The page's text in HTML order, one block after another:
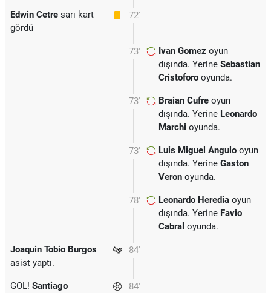
72'
Edwin Cetre sarı kart
gördü
73' Ivan Gomez oyun
dışında. Yerine Sebastian
Cristoforo oyunda.
73' Braian Cufre oyun
dışında. Yerine Leonardo
Marchi oyunda.
73' Luis Miguel Angulo oyun
dışında. Yerine Gaston
Veron oyunda.
78' Leonardo Heredia oyun
dışında. Yerine Favio
Cabral oyunda.
84'
Joaquin Tobio Burgos
asist yaptı.
84'
GOL! Santiago